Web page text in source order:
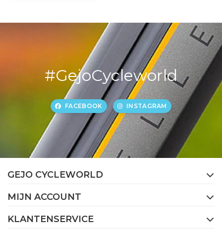
#GejoCycleworld
FACEBOOK INSTAGRAM
GEJO CYCLEWORLD
MIJN ACCOUNT
KLANTENSERVICE